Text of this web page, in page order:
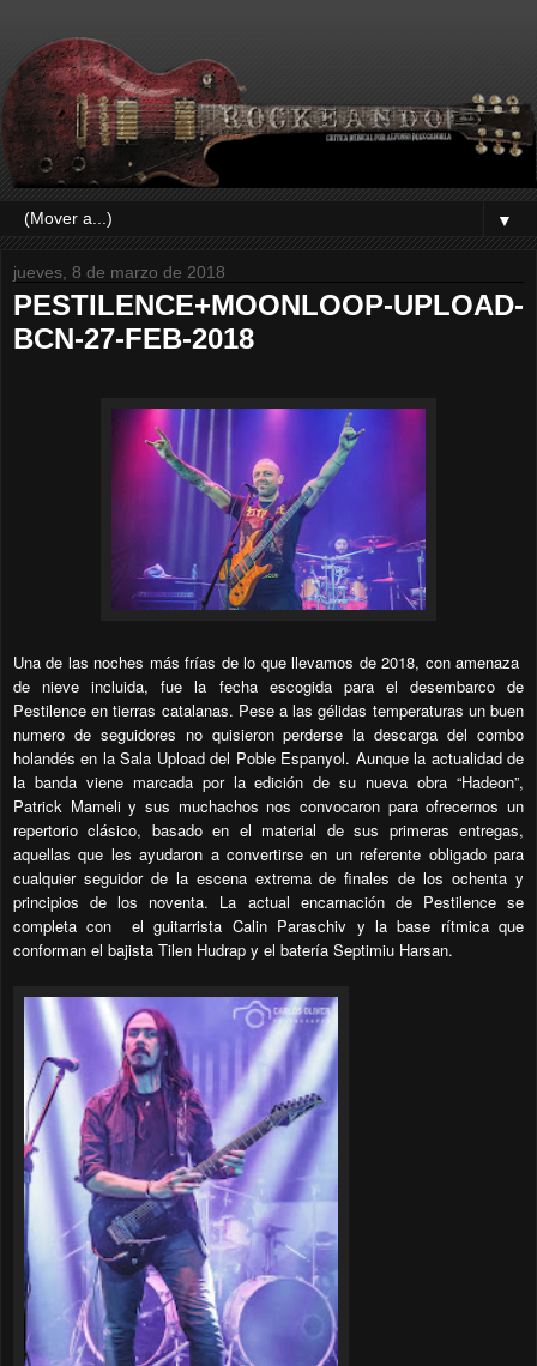
▼
jueves, 8 de marzo de 2018
PESTILENCE+MOONLOOP-UPLOAD-
BCN-27-FEB-2018
Una de las noches más frías de lo que llevamos de 2018, con amenaza
de nieve incluida, fue la fecha escogida para el desembarco de
Pestilence en tierras catalanas. Pese a las gélidas temperaturas un buen
numero de seguidores no quisieron perderse la descarga del combo
holandés en la Sala Upload del Poble Espanyol. Aunque la actualidad de
la banda viene marcada por la edición de su nueva obra “Hadeon”,
Patrick Mameli y sus muchachos nos convocaron para ofrecernos un
repertorio clásico, basado en el material de sus primeras entregas,
aquellas que les ayudaron a convertirse en un referente obligado para
cualquier seguidor de la escena extrema de finales de los ochenta y
principios de los noventa. La actual encarnación de Pestilence se
completa con
el guitarrista Calin Paraschiv y la base rítmica que
conforman el bajista Tilen Hudrap y el batería Septimiu Harsan.